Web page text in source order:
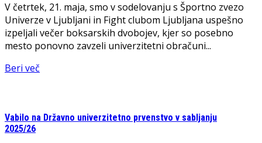
V četrtek, 21. maja, smo v sodelovanju s Športno zvezo
Univerze v Ljubljani in Fight clubom Ljubljana uspešno
izpeljali večer boksarskih dvobojev, kjer so posebno
mesto ponovno zavzeli univerzitetni obračuni...
Beri več
Vabilo na Državno univerzitetno prvenstvo v sabljanju
2025/26